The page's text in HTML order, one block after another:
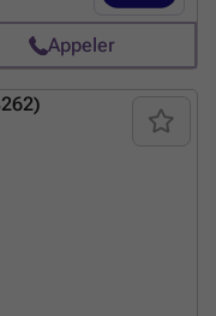
de-bruxelles-2874?
Appeler